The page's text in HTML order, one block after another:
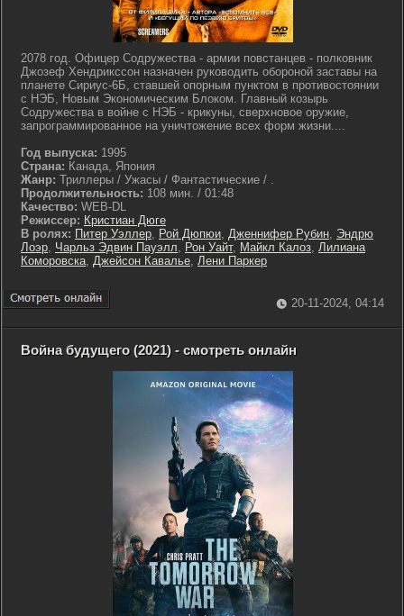
2078 год. Офицер Содружества - армии повстанцев - полковник
Джозеф Хендрикссон назначен руководить обороной заставы на
планете Сириус-6Б, ставшей опорным пунктом в противостоянии
с НЭБ, Новым Экономическим Блоком. Главный козырь
Содружества в войне с НЭБ - крикуны, сверхновое оружие,
запрограммированное на уничтожение всех форм жизни....
Год выпуска: 1995
Страна: Канада, Япония
Жанр: Триллеры / Ужасы / Фантастические / .
Продолжительность: 108 мин. / 01:48
Качество: WEB-DL
Режиссер: Кристиан Дюге
В ролях: Питер Уэллер, Рой Дюпюи, Дженнифер Рубин, Эндрю
Лоэр, Чарльз Эдвин Пауэлл, Рон Уайт, Майкл Калоз, Лилиана
Коморовска, Джейсон Кавалье, Лени Паркер
20-11-2024, 04:14
Война будущего (2021) - смотреть онлайн